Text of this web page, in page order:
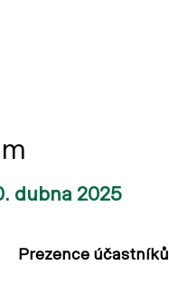
dubna 2025
Prezence účastníků